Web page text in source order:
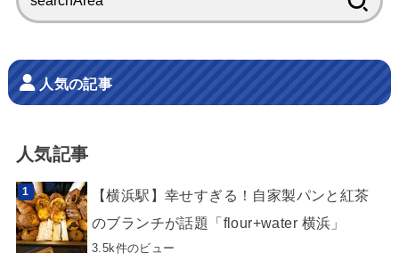
索:
人気の記事
人気記事
【横浜駅】幸せすぎる！自家製パンと紅茶
のブランチが話題「flour+water 横浜」
3.5k件のビュー